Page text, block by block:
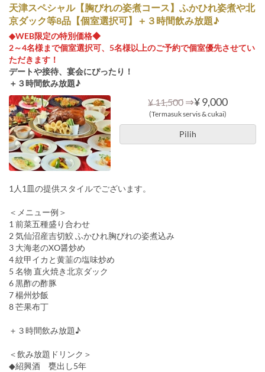
天津スペシャル【胸びれの姿煮コース】ふかひれ姿煮や北
京ダック等8品【個室選択可】＋３時間飲み放題♪
◆WEB限定の特別価格◆
2～4名様まで個室選択可、5名様以上のご予約で個室優先させてい
ただきます！
デートや接待、宴会にぴったり！
＋３時間飲み放題♪
¥ 11,500 ⇒¥ 9,000
(Termasuk servis & cukai)
Pilih
1人1皿の提供スタイルでございます。
＜メニュー例＞
1 前菜五種盛り合わせ
2 気仙沼産吉切鮫 ふかひれ胸びれの姿煮込み
3 大海老のXO醤炒め
4 紋甲イカと黄韮の塩味炒め
5 名物 直火焼き北京ダック
6 黒酢の酢豚
7 楊州炒飯
8 芒果布丁
＋３時間飲み放題♪
＜飲み放題ドリンク＞
◆紹興酒 甕出し5年